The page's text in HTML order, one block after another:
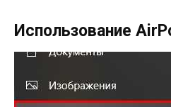
Использование